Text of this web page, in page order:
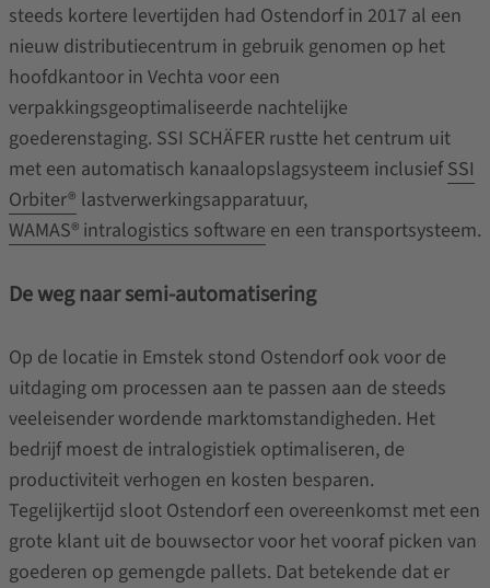
steeds kortere levertijden had Ostendorf in 2017 al een
nieuw distributiecentrum in gebruik genomen op het
hoofdkantoor in Vechta voor een
verpakkingsgeoptimaliseerde nachtelijke
goederenstaging. SSI SCHÄFER rustte het centrum uit
met een automatisch kanaalopslagsysteem inclusiefSSI
Orbiter® lastverwerkingsapparatuur,
WAMAS® intralogistics software en een transportsysteem.
De weg naar semi-automatisering
Op de locatie in Emstek stond Ostendorf ook voor de
uitdaging om processen aan te passen aan de steeds
veeleisender wordende marktomstandigheden. Het
bedrijf moest de intralogistiek optimaliseren, de
productiviteit verhogen en kosten besparen.
Tegelijkertijd sloot Ostendorf een overeenkomst met een
grote klant uit de bouwsector voor het vooraf picken van
goederen op gemengde pallets. Dat betekende dat er